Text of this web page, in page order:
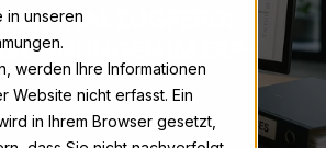
in unseren
werden Ihre Informationen
Website nicht erfasst. Ein
in Ihrem Browser gesetzt,
ZUGFERD:
IM ERP-